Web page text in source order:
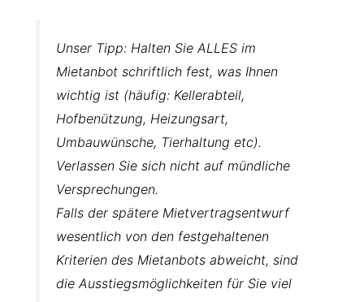
Unser Tipp: Halten Sie ALLES im
Mietanbot schriftlich fest, was Ihnen
wichtig ist (häufig: Kellerabteil,
Hofbenützung, Heizungsart,
Umbauwünsche, Tierhaltung etc).
Verlassen Sie sich nicht auf mündliche
Versprechungen.
Falls der spätere Mietvertragsentwurf
wesentlich von den festgehaltenen
Kriterien des Mietanbots abweicht, sind
die Ausstiegsmöglichkeiten für Sie viel